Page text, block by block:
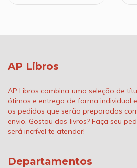
AP Libros
AP Libros combina uma seleção de
ótimos e entrega de forma individual
os pedidos que serão preparados
envio. Gostou dos livros? Faça seu
será incrível te atender!
Departamentos